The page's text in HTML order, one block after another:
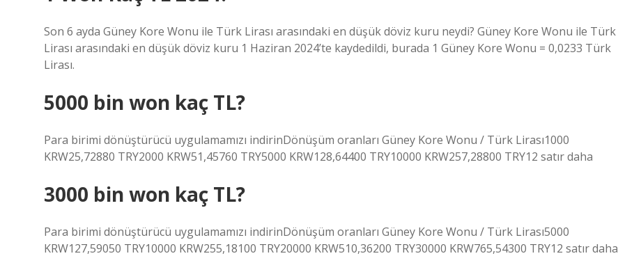
Son 6 ayda Güney Kore Wonu ile Türk Lirası arasındaki en düşük döviz kuru neydi? Güney Kore Wonu ile Türk
Lirası arasındaki en düşük döviz kuru 1 Haziran 2024’te kaydedildi, burada 1 Güney Kore Wonu = 0,0233 Türk
Lirası.
5000 bin won kaç TL?
Para birimi dönüştürücü uygulamamızı indirinDönüşüm oranları Güney Kore Wonu / Türk Lirası1000
KRW25,72880 TRY2000 KRW51,45760 TRY5000 KRW128,64400 TRY10000 KRW257,28800 TRY12 satır daha
3000 bin won kaç TL?
Para birimi dönüştürücü uygulamamızı indirinDönüşüm oranları Güney Kore Wonu / Türk Lirası5000
KRW127,59050 TRY10000 KRW255,18100 TRY20000 KRW510,36200 TRY30000 KRW765,54300 TRY12 satır daha